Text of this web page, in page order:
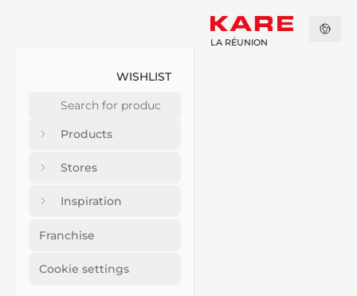
WISHLIST
Products
Stores
Inspiration
Franchise
Cookie settings
LA RÉUNION